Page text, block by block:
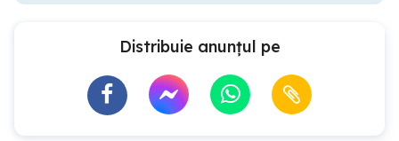
Distribuie anunțul pe